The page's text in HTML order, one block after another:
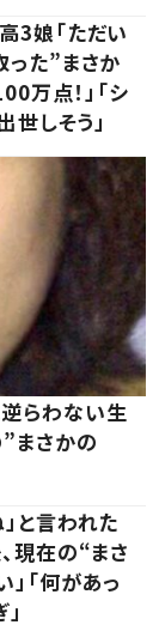
3娘「ただい
た”まさか
万点！」「シ
世しそう」
らわない生
まさかの
と言われた
現在の“まさ
「何があっ